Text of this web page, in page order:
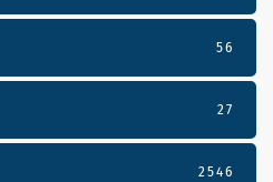
56
27
2546